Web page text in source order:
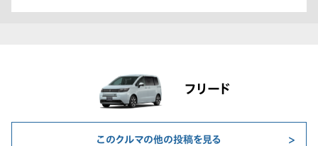
フリード
このクルマの他の投稿を見る